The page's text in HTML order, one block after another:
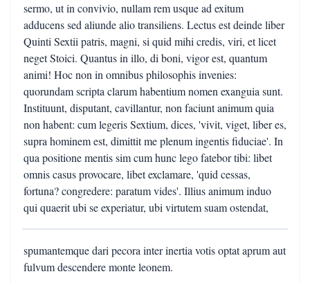
sermo, ut in convivio, nullam rem usque ad exitum
adducens sed aliunde alio transiliens. Lectus est deinde liber
Quinti Sextii patris, magni, si quid mihi credis, viri, et licet
neget Stoici. Quantus in illo, di boni, vigor est, quantum
animi! Hoc non in omnibus philosophis invenies:
quorundam scripta clarum habentium nomen exanguia sunt.
Instituunt, disputant, cavillantur, non faciunt animum quia
non habent: cum legeris Sextium, dices, 'vivit, viget, liber es,
supra hominem est, dimittit me plenum ingentis fiduciae'. In
qua positione mentis sim cum hunc lego fatebor tibi: libet
omnis casus provocare, libet exclamare, 'quid cessas,
fortuna? congredere: paratum vides'. Illius animum induo
qui quaerit ubi se experiatur, ubi virtutem suam ostendat,
spumantemque dari pecora inter inertia votis optat aprum aut
fulvum descendere monte leonem.